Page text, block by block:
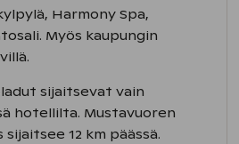
Harmony Spa,
Myös kaupungin
sijaitsevat vain
hotellilta. Mustavuoren
12 km päässä.